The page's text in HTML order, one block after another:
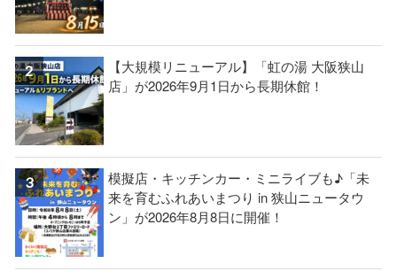
【大規模リニューアル】「虹の湯 大阪狭山
店」が2026年9月1日から長期休館！
模擬店・キッチンカー・ミニライブも♪「未
来を育むふれあいまつり in 狭山ニュータウ
ン」が2026年8月8日に開催！